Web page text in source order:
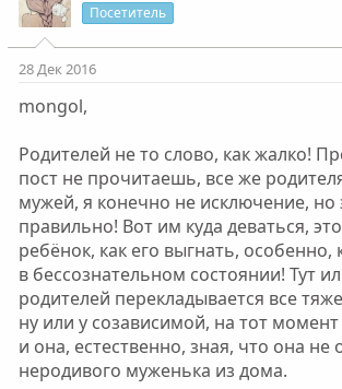
Посетитель
28 Дек 2016
mongol,
Родителей не то слово, как жалко!
пост не прочитаешь, все же
мужей, я конечно не исключение, но
правильно! Вот им куда деваться,
ребёнок, как его выгнать, особенно,
в бессознательном состоянии! Тут
родителей перекладывается все
ну или у созависимой, на тот
и она, естественно, зная, что она не
неродивого муженька из дома.